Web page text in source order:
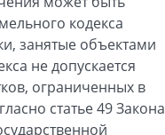
кодекса
занятые объектами
не допускается
ограниченных в
статье 49 Закона